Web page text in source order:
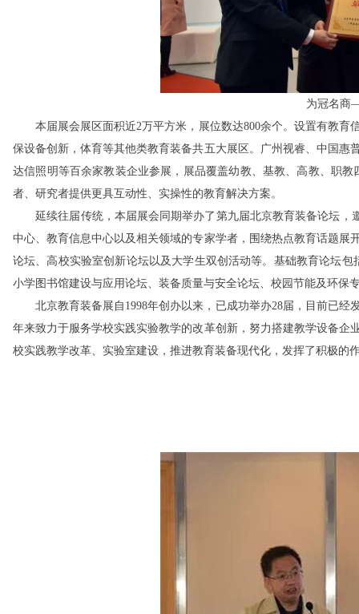
为冠名商
本届展会展区面积近2万平方米，展位数达800余个。设置有教育
保设备创新，体育等其他类教育装备共五大展区。广州视睿、中国
达信照明等百余家教装企业参展，展品覆盖幼教、基教、高教、职
者、研究者提供更具互动性、实操性的教育解决方案。
延续往届传统，本届展会同期举办了第九届北京教育装备论坛，
中心、教育信息中心以及相关领域的专家学者，围绕热点教育话题
论坛、高校实验室创新论坛以及大学生双创活动等。基础教育论坛
小学图书馆建设与应用论坛、装备质量与安全论坛、校园节能及环保
北京教育装备展自1998年创办以来，已成功举办28届，目前已经
年来致力于服务学校实践实验教学的改革创新，努力搭建教学设备
校实践教学改革、实验室建设，推进教育装备现代化，发挥了积极